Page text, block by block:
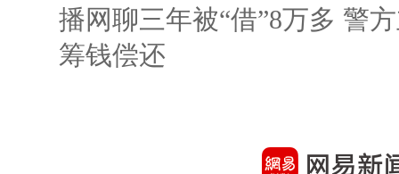
播网聊三年被“借”8万多 警
筹钱偿还